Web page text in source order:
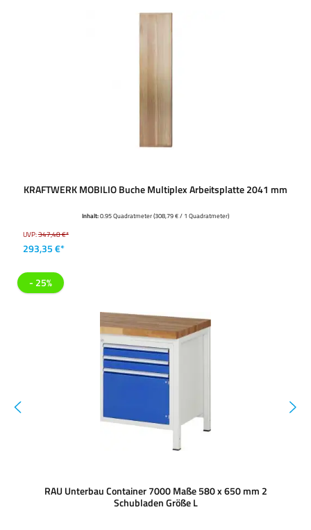
KRAFTWERK MOBILIO Buche Multiplex Arbeitsplatte 2041 mm
Inhalt:0.95 Quadratmeter(308,79 € / 1 Quadratmeter)
UVP:347,48 €*
293,35 €*
- 25%
RAU Unterbau Container 7000 Maße 580 x 650 mm 2
Schubladen Größe L